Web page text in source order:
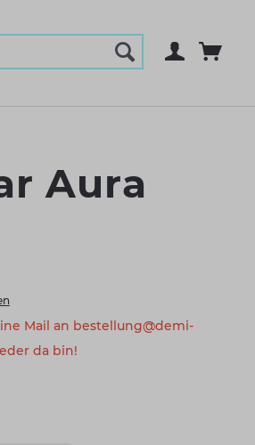
Aura
Mail an bestellung@demi-
da bin!